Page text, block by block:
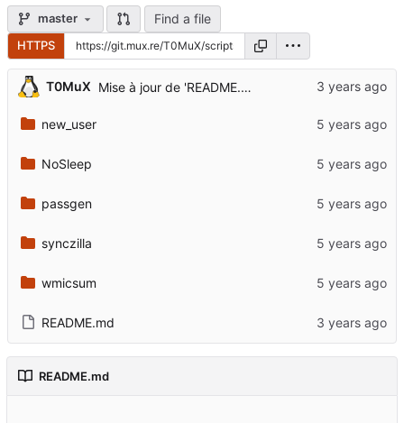
master Find a file
HTTPS
T0MuX Mise à jour de 'README.md'
new_user
NoSleep
passgen
synczilla
wmicsum
README.md
README.md